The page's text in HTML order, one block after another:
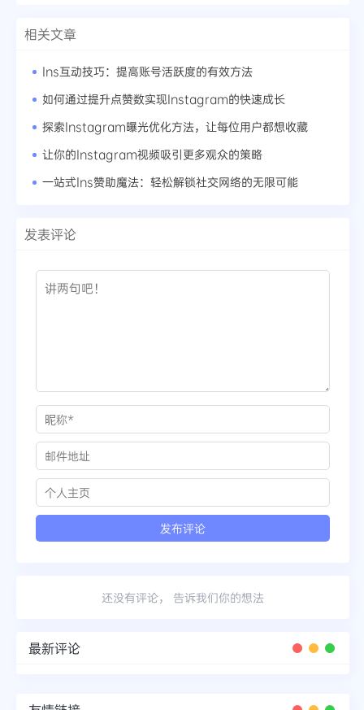
相关文章
Ins互动技巧：提高账号活跃度的有效方法
如何通过提升点赞数实现Instagram的快速成长
探索Instagram曝光优化方法，让每位用户都想收藏
让你的Instagram视频吸引更多观众的策略
一站式Ins赞助魔法：轻松解锁社交网络的无限可能
发表评论
还没有评论， 告诉我们你的想法
最新评论